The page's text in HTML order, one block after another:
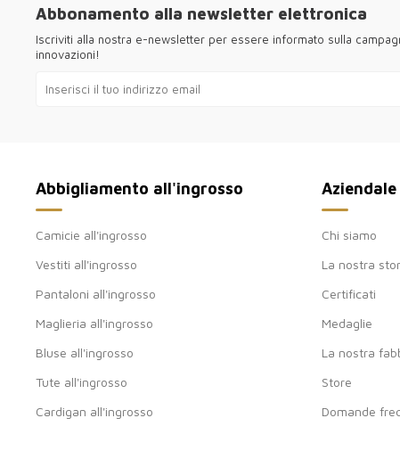
Abbonamento alla newsletter elettronica
Iscriviti alla nostra e-newsletter per essere informato sulla
innovazioni!
Abbigliamento all'ingrosso
Camicie all'ingrosso
Vestiti all'ingrosso
Pantaloni all'ingrosso
Maglieria all'ingrosso
Bluse all'ingrosso
Tute all'ingrosso
Cardigan all'ingrosso
Aziendale
Chi siamo
La nostra
Certificati
Medaglie
La nostra
Store
Domande